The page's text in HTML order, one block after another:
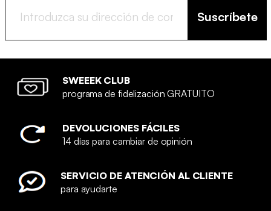
Suscríbete
SWEEEK CLUB
programa de fidelización GRATUITO
DEVOLUCIONES FÁCILES
14 días para cambiar de opinión
SERVICIO DE ATENCIÓN AL CLIENTE
para ayudarte